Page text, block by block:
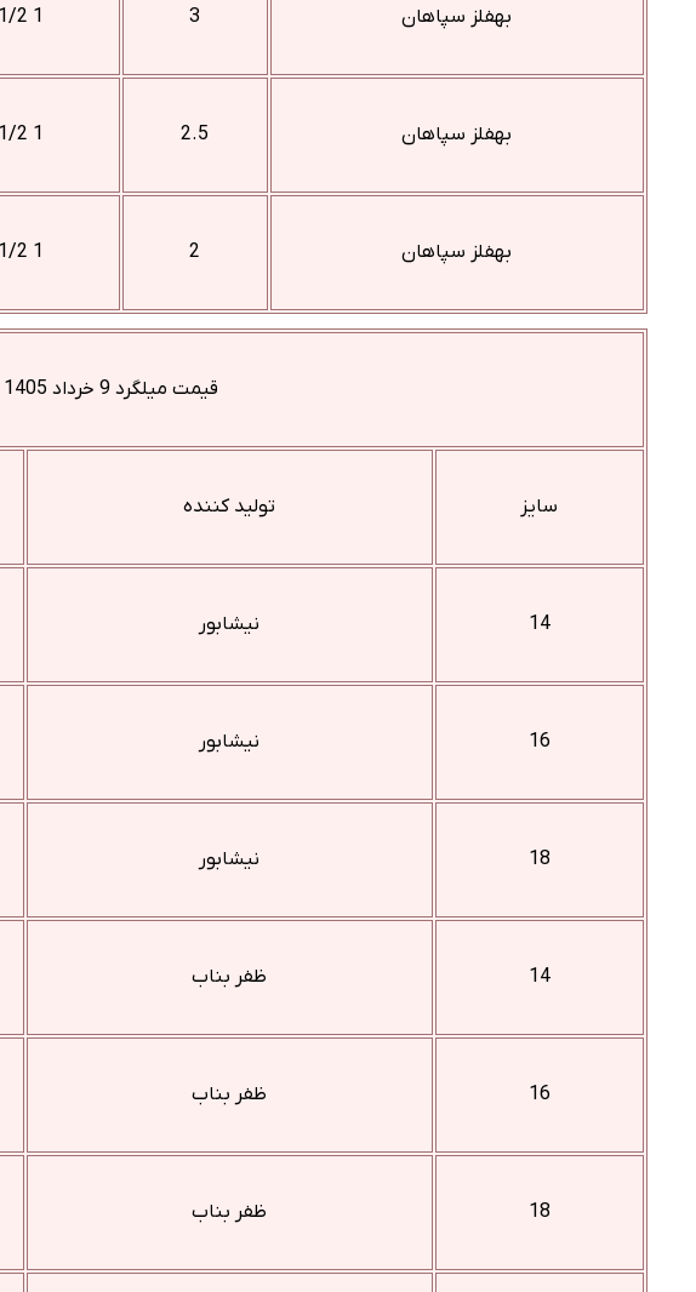
بهفلز سپاهان 3 1 1/2 اینچ
بهفلز سپاهان 2.5 1 1/2 اینچ
بهفلز سپاهان 2 1 1/2 اینچ
قیمت میلگرد 9 خرداد 1405
سایز تولید کننده
14 نیشابور
16 نیشابور
18 نیشابور
14 ظفر بناب
16 ظفر بناب
18 ظفر بناب